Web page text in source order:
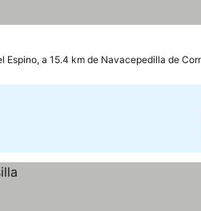
Espino, a 15.4 km de Navacepedilla de